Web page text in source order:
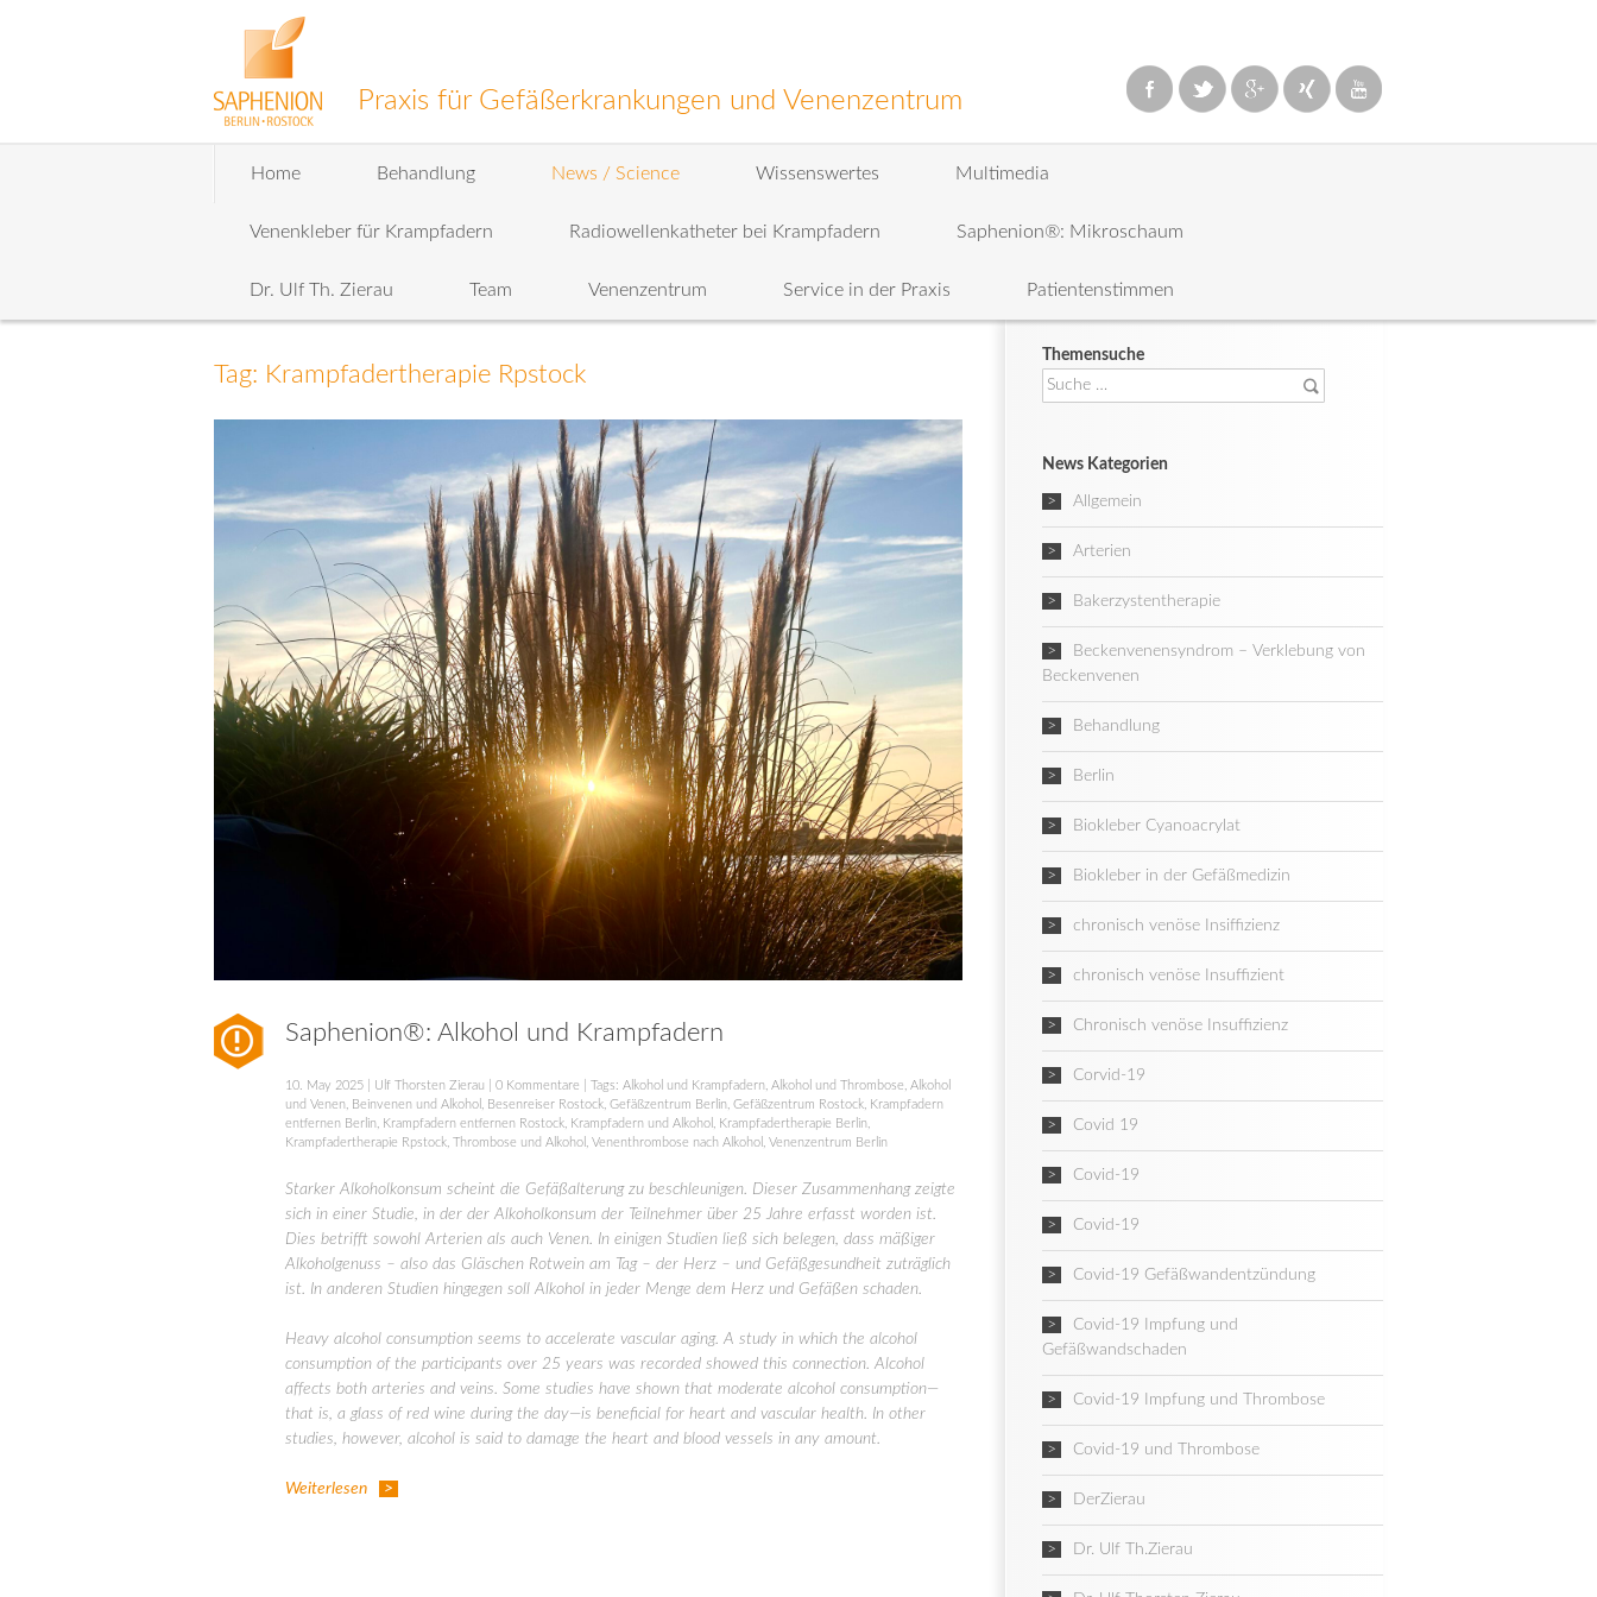
Praxis für Gefäßerkrankungen und Venenzentrum
Home Behandlung News / Science Wissenswertes Multimedia
Venenkleber für Krampfadern Radiowellenkatheter bei Krampfadern Saphenion®: Mikroschaum
Dr. Ulf Th. Zierau Team Venenzentrum Service in der Praxis Patientenstimmen
Tag: Krampfadertherapie Rpstock
Saphenion®: Alkohol und Krampfadern
10. May 2025 Ulf Thorsten Zierau 0 Kommentare | Tags: Alkohol und Krampfadern Alkohol und Thrombose Alkohol
und Venen
Beinvenen und Alkohol Besenreiser Rostock Gefäßzentrum Berlin Gefäßzentrum Rostock
Krampfadern
entfernen Berlin
Krampfadern entfernen Rostock Krampfadern und Alkohol Krampfadertherapie Berlin
Krampfadertherapie Rpstock Thrombose und Alkohol Venenthrombose nach Alkohol Venenzentrum Berlin
Starker Alkoholkonsum scheint die Gefäßalterung zu beschleunigen. Dieser Zusammenhang zeigte
sich in einer Studie, in der der Alkoholkonsum der Teilnehmer über 25 Jahre erfasst worden ist.
Dies betrifft sowohl Arterien als auch Venen. In einigen Studien ließ sich belegen, dass mäßiger
Alkoholgenuss – also das Gläschen Rotwein am Tag – der Herz – und Gefäßgesundheit zuträglich
ist. In anderen Studien hingegen soll Alkohol in jeder Menge dem Herz und Gefäßen schaden.
Heavy alcohol consumption seems to accelerate vascular aging. A study in which the alcohol
consumption of the participants over 25 years was recorded showed this connection. Alcohol
affects both arteries and veins. Some studies have shown that moderate alcohol consumption—
that is, a glass of red wine during the day—is beneficial for heart and vascular health. In other
studies, however, alcohol is said to damage the heart and blood vessels in any amount.
Weiterlesen
Themensuche
Suche
nach:
News Kategorien
Allgemein
Arterien
Bakerzystentherapie
Beckenvenensyndrom – Verklebung von
Beckenvenen
Behandlung
Berlin
Biokleber Cyanoacrylat
Biokleber in der Gefäßmedizin
chronisch venöse Insiffizienz
chronisch venöse Insuffizient
Chronisch venöse Insuffizienz
Corvid-19
Covid 19
Covid-19
Covid-19
Covid-19 Gefäßwandentzündung
Covid-19 Impfung und
Gefäßwandschaden
Covid-19 Impfung und Thrombose
Covid-19 und Thrombose
DerZierau
Dr. Ulf Th.Zierau